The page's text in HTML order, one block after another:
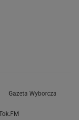
Gazeta Wyborcza